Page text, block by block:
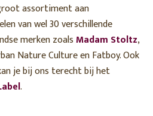
assortiment aan
van wel 30 verschillende
merken zoalsMadam Stoltz,
Nature Culture en Fatboy. Ook
je bij ons terecht bij het
.